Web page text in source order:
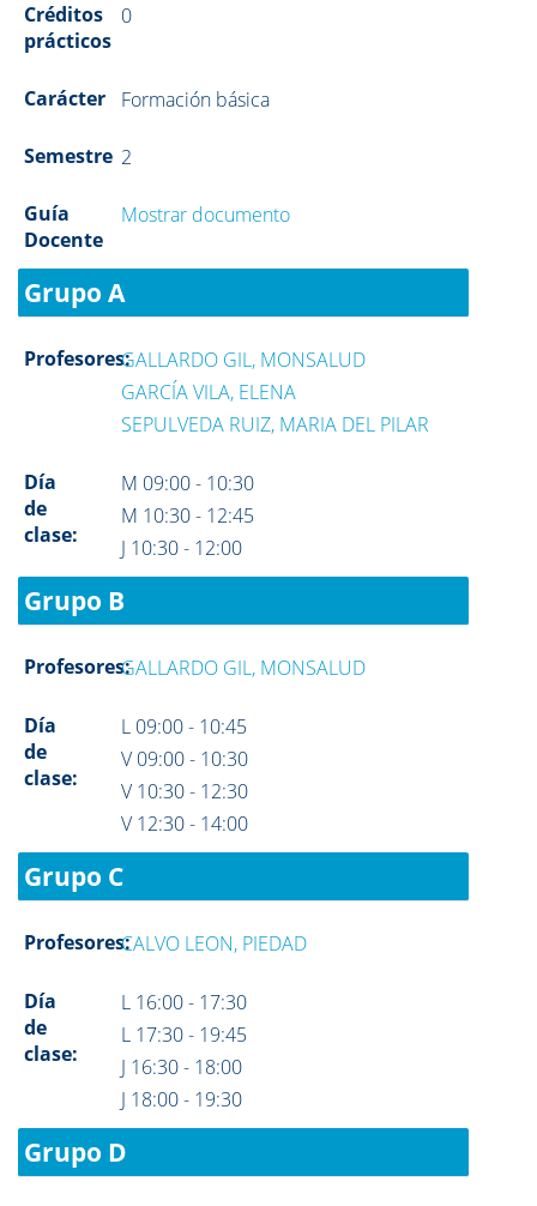
Créditos
prácticos
0
Carácter Formación básica
Semestre 2
Guía
Docente
Mostrar documento
Grupo A
Profesores:GALLARDO GIL, MONSALUD
GARCÍA VILA, ELENA
SEPULVEDA RUIZ, MARIA DEL PILAR
Día
de
clase:
M 09:00 - 10:30
M 10:30 - 12:45
J 10:30 - 12:00
Grupo B
Profesores:GALLARDO GIL, MONSALUD
Día
de
clase:
L 09:00 - 10:45
V 09:00 - 10:30
V 10:30 - 12:30
V 12:30 - 14:00
Grupo C
Profesores:CALVO LEON, PIEDAD
Día
de
clase:
L 16:00 - 17:30
L 17:30 - 19:45
J 16:30 - 18:00
J 18:00 - 19:30
Grupo D